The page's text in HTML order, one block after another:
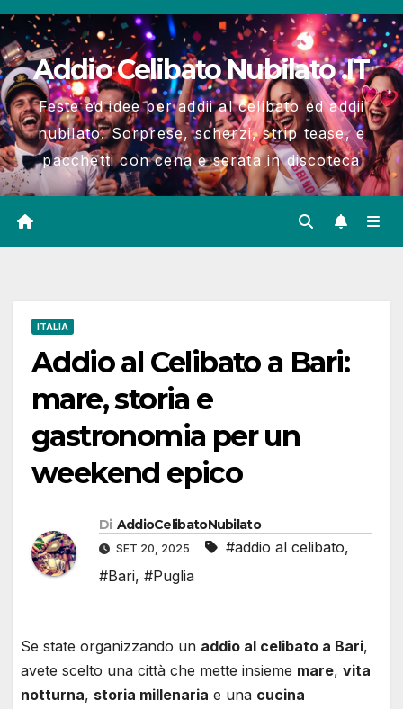
Salta
al
contenutoAddio Celibato Nubilato .IT
Feste ed idee per addii al celibato ed addii
nubilato. Sorprese, scherzi, strip tease, e
pacchetti con cena e serata in discoteca
ITALIA
Addio al Celibato a Bari:
mare, storia e
gastronomia per un
weekend epico
Di AddioCelibatoNubilato
SET 20, 2025 #addio al celibato,
#Bari, #Puglia
Se state organizzando un addio al celibato a Bari,
avete scelto una città che mette insieme mare, vita
notturna, storia millenaria e una cucina